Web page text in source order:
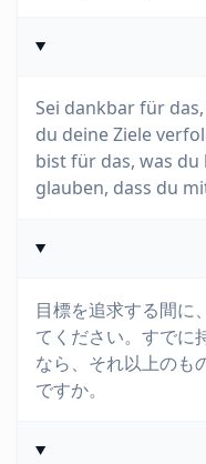
Sei dankbar für
du deine Ziele
bist für das, was du
glauben, dass du
目標を追求する間に
てください。すでに
なら、それ以上のも
ですか。